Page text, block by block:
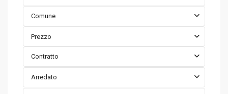
Comune
Prezzo
Contratto
Arredato